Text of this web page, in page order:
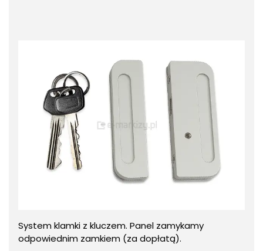
System klamki z kluczem. Panel zamykamy
odpowiednim zamkiem (za dopłatą).